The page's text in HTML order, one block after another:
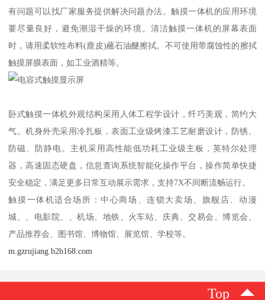
有问题可以找厂家服务提供解决问题办法。触摸一体机的应用环境
要尽量良好，避免潮湿干燥的环境。清洁触摸一体机的屏幕表面
时，请用柔软性布料(鹿皮)蘸石油醚擦拭。不可使用带腐蚀性的擦拭
触摸屏膜表面，如工业酒精等。
卧式触摸一体机外观结构采用人体工程学设计，纤巧美观，简约大
气。机身外壳采用冷扎板，表面工业级烤漆工艺耐磨设计，防锈、
防磁、防静电。主机采用高性能低功耗工业级主板，英特尔处理
器，高速固态硬盘，信息查询系统智能化操作平台，操作简单快捷
安全稳定，满足更多日常互动展示需求，支持7X不间断流畅运行。
触摸一体机适合场所：中心商场、连锁大卖场、旗舰店、动漫
城、、电影院、、机场、地铁、火车站、庆典、交易会、博览会、
产品推荐会、图书馆、博物馆、展览馆、学校等。
m.gzrujiang.b2b168.com
Top